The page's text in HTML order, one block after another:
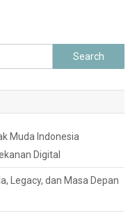
Search
for:
Muda Indonesia
Digital
Legacy, dan Masa Depan